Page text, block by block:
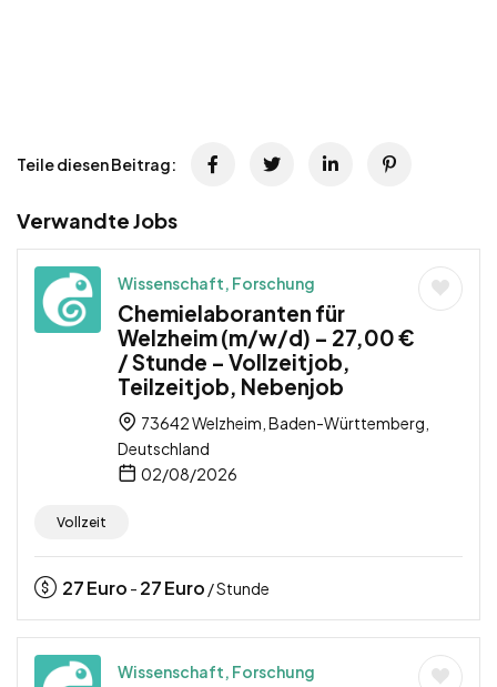
Teile diesen Beitrag:
Verwandte Jobs
Wissenschaft, Forschung
Chemielaboranten für
Welzheim (m/w/d) – 27,00 €
/ Stunde – Vollzeitjob,
Teilzeitjob, Nebenjob
73642 Welzheim, Baden-Württemberg,
Deutschland
02/08/2026
Vollzeit
27Euro - 27Euro / Stunde
Wissenschaft, Forschung